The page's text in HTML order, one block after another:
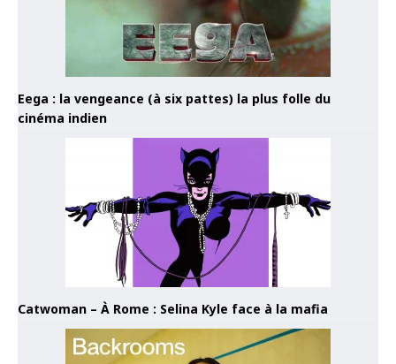
Eega : la vengeance (à six pattes) la plus folle du
cinéma indien
Catwoman – À Rome : Selina Kyle face à la mafia